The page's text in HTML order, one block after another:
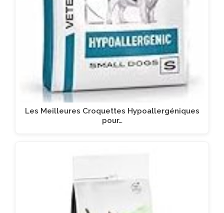
Les Meilleures Croquettes Hypoallergéniques
pour…